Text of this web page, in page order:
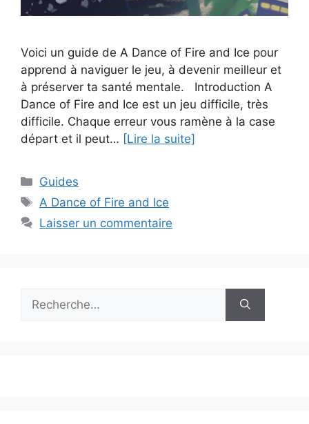
Voici un guide de A Dance of Fire and Ice pour
apprend à naviguer le jeu, à devenir meilleur et
à préserver ta santé mentale. Introduction A
Dance of Fire and Ice est un jeu difficile, très
difficile. Chaque erreur vous ramène à la case
départ et il peut… [Lire la suite]
Catégories
Guides
Étiquettes
A Dance of Fire and Ice
Laisser un commentaire